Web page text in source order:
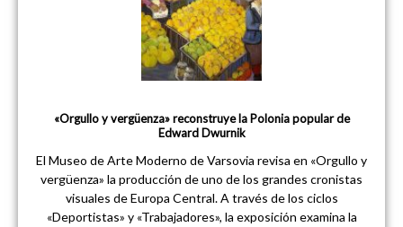
«Orgullo y vergüenza» reconstruye la Polonia popular de
Edward Dwurnik
El Museo de Arte Moderno de Varsovia revisa en «Orgullo y
vergüenza» la producción de uno de los grandes cronistas
visuales de Europa Central. A través de los ciclos
«Deportistas» y «Trabajadores», la exposición examina la